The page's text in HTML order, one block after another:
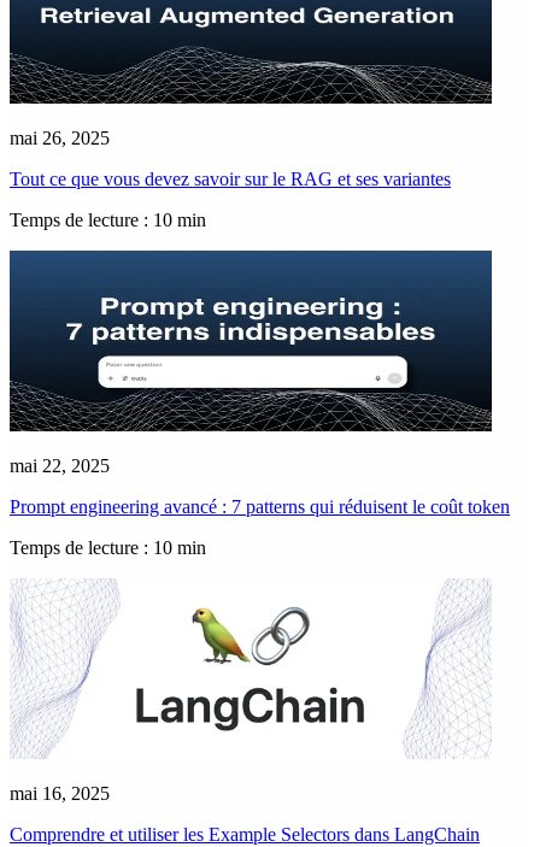
mai 26, 2025
Tout ce que vous devez savoir sur le RAG et ses variantes
Temps de lecture : 10 min
mai 22, 2025
Prompt engineering avancé : 7 patterns qui réduisent le coût token
Temps de lecture : 10 min
mai 16, 2025
Comprendre et utiliser les Example Selectors dans LangChain